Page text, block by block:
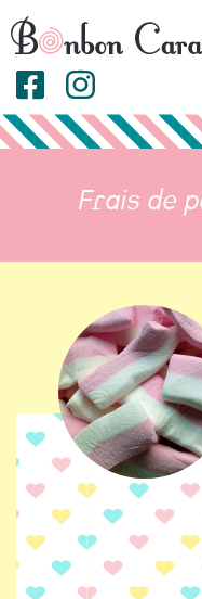
Frais de